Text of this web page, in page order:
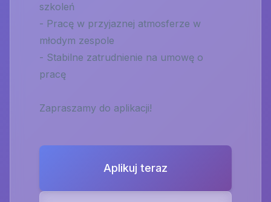
szkoleń
- Pracę w przyjaznej atmosferze w
młodym zespole
- Stabilne zatrudnienie na umowę o
pracę
Zapraszamy do aplikacji!
Aplikuj teraz